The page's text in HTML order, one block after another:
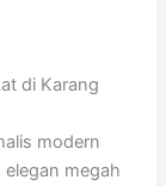
di Karang
modern
megah